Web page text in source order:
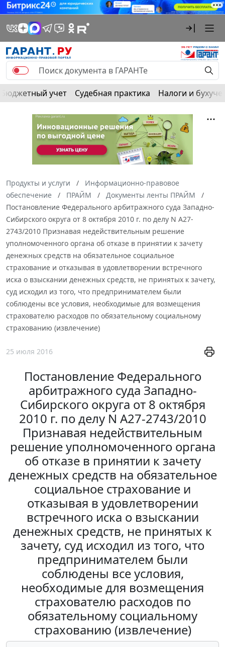
Бюджетный учет Судебная практика Налоги и
Продукты и услуги
Информационно-правовое
обеспечение
ПРАЙМ
Документы ленты ПРАЙМ
Постановление Федерального арбитражного суда Западно-
Сибирского округа от 8 октября 2010 г. по делу N А27-
2743/2010 Признавая недействительным решение
уполномоченного органа об отказе в принятии к зачету
денежных средств на обязательное социальное
страхование и отказывая в удовлетворении встречного
иска о взыскании денежных средств, не принятых к зачету,
суд исходил из того, что предпринимателем были
соблюдены все условия, необходимые для возмещения
страхователю расходов по обязательному социальному
страхованию (извлечение)
25 июля 2016
Постановление Федерального
арбитражного суда Западно-
Сибирского округа от 8 октября
2010 г. по делу N А27-2743/2010
Признавая недействительным
решение уполномоченного органа
об отказе в принятии к зачету
денежных средств на обязательное
социальное страхование и
отказывая в удовлетворении
встречного иска о взыскании
денежных средств, не принятых к
зачету, суд исходил из того, что
предпринимателем были
соблюдены все условия,
необходимые для возмещения
страхователю расходов по
обязательному социальному
страхованию (извлечение)